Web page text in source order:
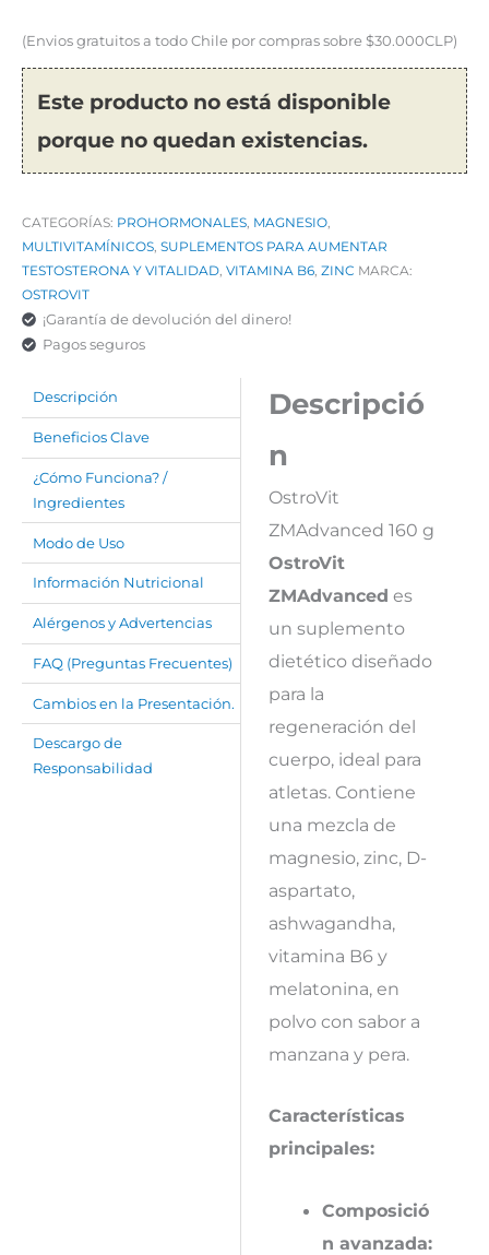
(Envios gratuitos a todo Chile por compras sobre $30.000CLP)
Este producto no está disponible
porque no quedan existencias.
CATEGORÍAS: PROHORMONALES MAGNESIO
MULTIVITAMÍNICOS SUPLEMENTOS PARA AUMENTAR
TESTOSTERONA Y VITALIDAD VITAMINA B6 ZINC MARCA:
OSTROVIT
¡Garantía de devolución del dinero!
Pagos seguros
Descripción
Beneficios Clave
¿Cómo Funciona? /
Ingredientes
Modo de Uso
Información Nutricional
Alérgenos y Advertencias
FAQ (Preguntas Frecuentes)
Cambios en la Presentación.
Descargo de
Responsabilidad
Descripció
n
OstroVit
ZMAdvanced 160 g
OstroVit
ZMAdvanced es
un suplemento
dietético diseñado
para la
regeneración del
cuerpo, ideal para
atletas. Contiene
una mezcla de
magnesio, zinc, D-
aspartato,
ashwagandha,
vitamina B6 y
melatonina, en
polvo con sabor a
manzana y pera.
Características
principales:
Composició
n avanzada: